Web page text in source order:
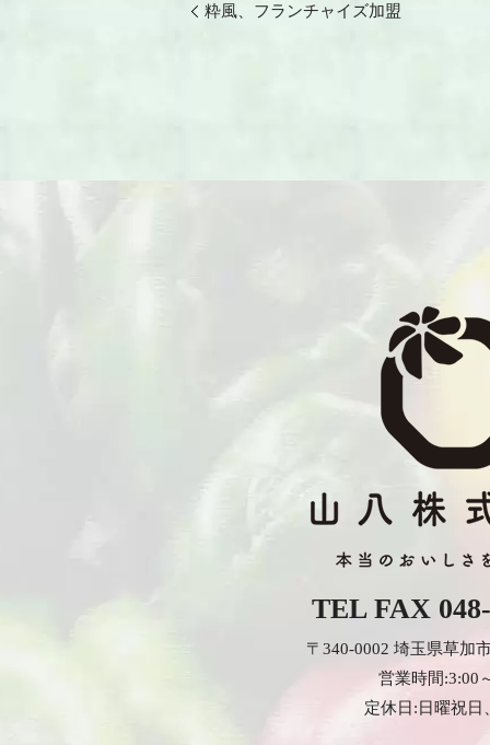
粋風、フランチャイズ加盟
TEL FAX
〒340-0002 埼玉県草加
営業時間:3:00
定休日:日曜祝日